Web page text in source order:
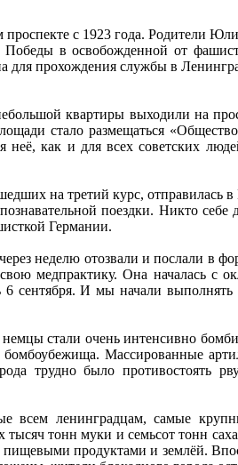
с 1923 года. Родители
в освобожденной от
для прохождения службы в
квартиры выходили на
стало размещаться
как и для всех советских
на третий курс,
поездки. Никто
Германии.
неделю отозвали и послали в
медпрактику. Она началась с
сентября. И мы начали
стали очень интенсивно
Массированные
трудно было противостоять
всем ленинградцам, самые
тысяч тонн муки и семьсот тонн
продуктами и землёй.